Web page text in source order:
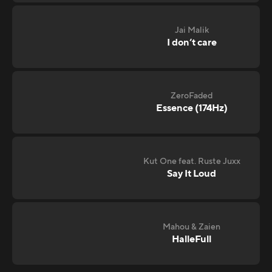
Jai Malik
I don‘t care
ZeroFaded
Essence (174Hz)
Kut One feat. Ruste Juxx
Say It Loud
Mahou & Zaien
HalleFull